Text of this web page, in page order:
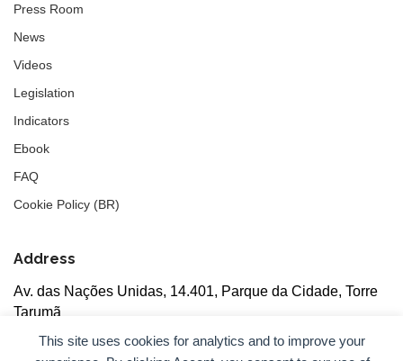
This site uses cookies for analytics and to improve your
Press Room
News
Videos
Legislation
Indicators
Ebook
FAQ
Cookie Policy (BR)
Address
Av. das Nações Unidas, 14.401, Parque da Cidade, Torre
Tarumã
5th floor, rooms 502/503, CEP: 04730-090, São Paulo, SP